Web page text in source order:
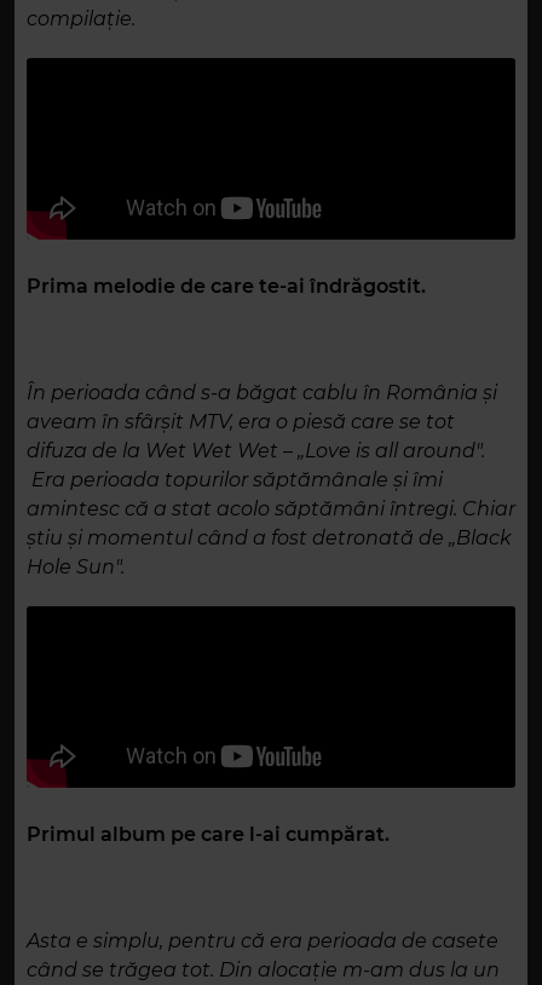
compilație.
Prima melodie de care te-ai îndrăgostit.
În perioada când s-a băgat cablu în România și
aveam în sfârșit MTV, era o piesă care se tot
difuza de la Wet Wet Wet – „Love is all around".
Era perioada topurilor săptămânale și îmi
amintesc că a stat acolo săptămâni întregi. Chiar
știu și momentul când a fost detronată de „Black
Hole Sun".
Primul album pe care l-ai cumpărat.
Asta e simplu, pentru că era perioada de casete
când se trăgea tot. Din alocație m-am dus la un